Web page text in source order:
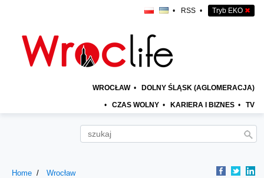
• RSS • Tryb EKO ✖
WROCŁAW • DOLNY ŚLĄSK (AGLOMERACJA)
• CZAS WOLNY • KARIERA I BIZNES • TV
Home Wrocław